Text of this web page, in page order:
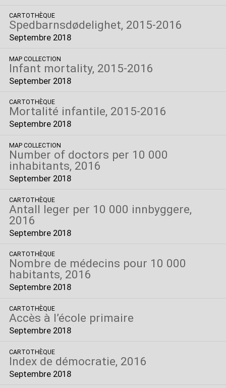
CARTOTHÈQUE
Spedbarnsdødelighet, 2015-2016
Septembre 2018
MAP COLLECTION
Infant mortality, 2015-2016
September 2018
CARTOTHÈQUE
Mortalité infantile, 2015-2016
Septembre 2018
MAP COLLECTION
Number of doctors per 10 000
inhabitants, 2016
September 2018
CARTOTHÈQUE
Antall leger per 10 000 innbyggere,
2016
Septembre 2018
CARTOTHÈQUE
Nombre de médecins pour 10 000
habitants, 2016
Septembre 2018
CARTOTHÈQUE
Accès à l’école primaire
Septembre 2018
CARTOTHÈQUE
Index de démocratie, 2016
Septembre 2018